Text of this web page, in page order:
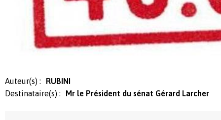
Auteur(s) :
RUBINI
Destinataire(s) :
Mr le Président du sénat Gérard Larcher